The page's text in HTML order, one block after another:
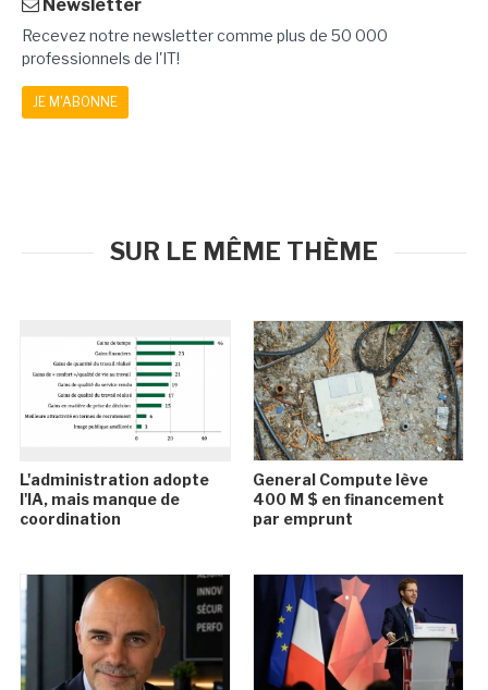
Newsletter
Recevez notre newsletter comme plus de 50 000
professionnels de l'IT!
JE M'ABONNE
SUR LE MÊME THÈME
L'administration adopte
l'IA, mais manque de
coordination
General Compute lève
400 M $ en financement
par emprunt